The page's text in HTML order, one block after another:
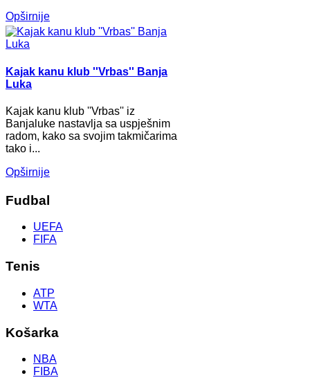
Opširnije
Kajak kanu klub ''Vrbas'' Banja
Luka
Kajak kanu klub ''Vrbas'' iz
Banjaluke nastavlja sa uspješnim
radom, kako sa svojim takmičarima
tako i...
Opširnije
Fudbal
UEFA
FIFA
Tenis
ATP
WTA
Košarka
NBA
FIBA